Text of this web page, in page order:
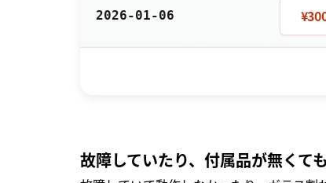
2026-01-06
故障していたり、付属品が無くて